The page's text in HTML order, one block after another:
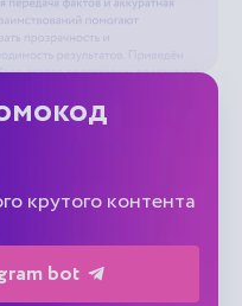
крутого контента
bot